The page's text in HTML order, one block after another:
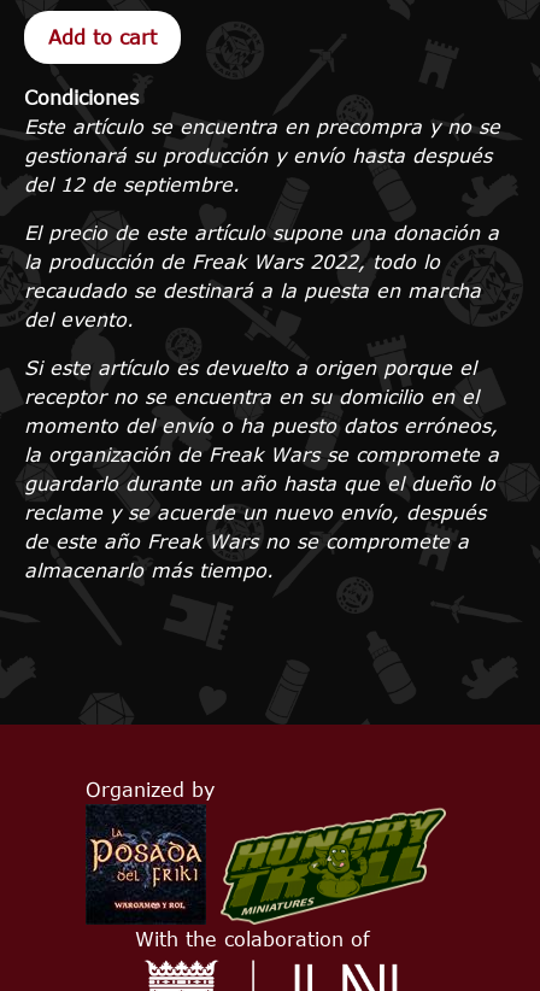
Condiciones
Este artículo se encuentra en precompra y no se
gestionará su producción y envío hasta después
del 12 de septiembre.
El precio de este artículo supone una donación a
la producción de Freak Wars 2022, todo lo
recaudado se destinará a la puesta en marcha
del evento.
Si este artículo es devuelto a origen porque el
receptor no se encuentra en su domicilio en el
momento del envío o ha puesto datos erróneos,
la organización de Freak Wars se compromete a
guardarlo durante un año hasta que el dueño lo
reclame y se acuerde un nuevo envío, después
de este año Freak Wars no se compromete a
almacenarlo más tiempo.
Organized by
With the colaboration of